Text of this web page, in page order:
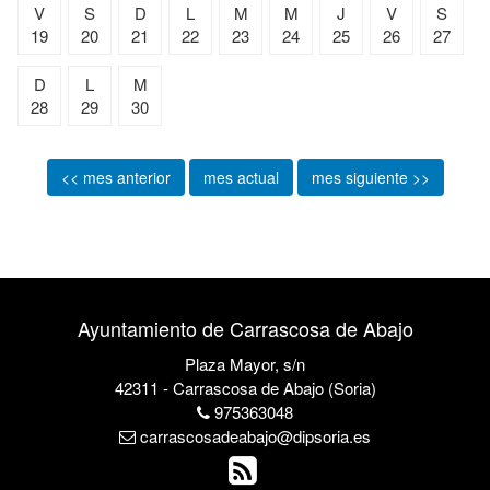
V
19
S
20
D
21
L
22
M
23
M
24
J
25
V
26
S
27
D
28
L
29
M
30
<< mes anterior mes actual mes siguiente >>
Ayuntamiento de Carrascosa de Abajo
Plaza Mayor, s/n
42311 - Carrascosa de Abajo (Soria)
975363048
carrascosadeabajo@dipsoria.es